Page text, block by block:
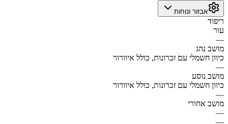
אבזור ונוחות
ריפוד
עור
—
מושב נהג
כיוון חשמלי עם זכרונות, כולל איוורור
—
מושב נוסע
כיוון חשמלי עם זכרונות, כולל איוורור
—
מושב אחורי
—
—